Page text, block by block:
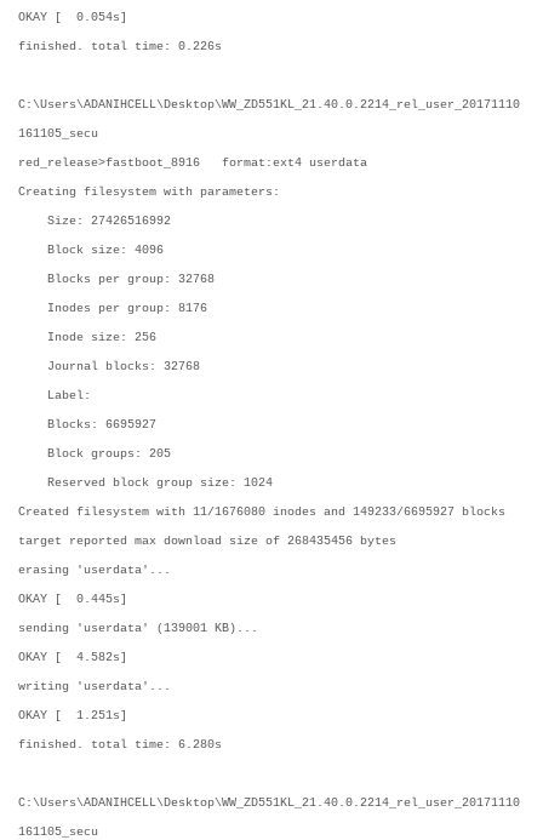
OKAY [ 0.054s]
finished. total time: 0.226s
C:\Users\ADANIHCELL\Desktop\WW_ZD551KL_21.40.0.2214_rel_user_20171110
161105_secu
red_release>fastboot_8916 format:ext4 userdata
Creating filesystem with parameters:
Size: 27426516992
Block size: 4096
Blocks per group: 32768
Inodes per group: 8176
Inode size: 256
Journal blocks: 32768
Label:
Blocks: 6695927
Block groups: 205
Reserved block group size: 1024
Created filesystem with 11/1676080 inodes and 149233/6695927 blocks
target reported max download size of 268435456 bytes
erasing 'userdata'...
OKAY [ 0.445s]
sending 'userdata' (139001 KB)...
OKAY [ 4.582s]
writing 'userdata'...
OKAY [ 1.251s]
finished. total time: 6.280s
C:\Users\ADANIHCELL\Desktop\WW_ZD551KL_21.40.0.2214_rel_user_20171110
161105_secu